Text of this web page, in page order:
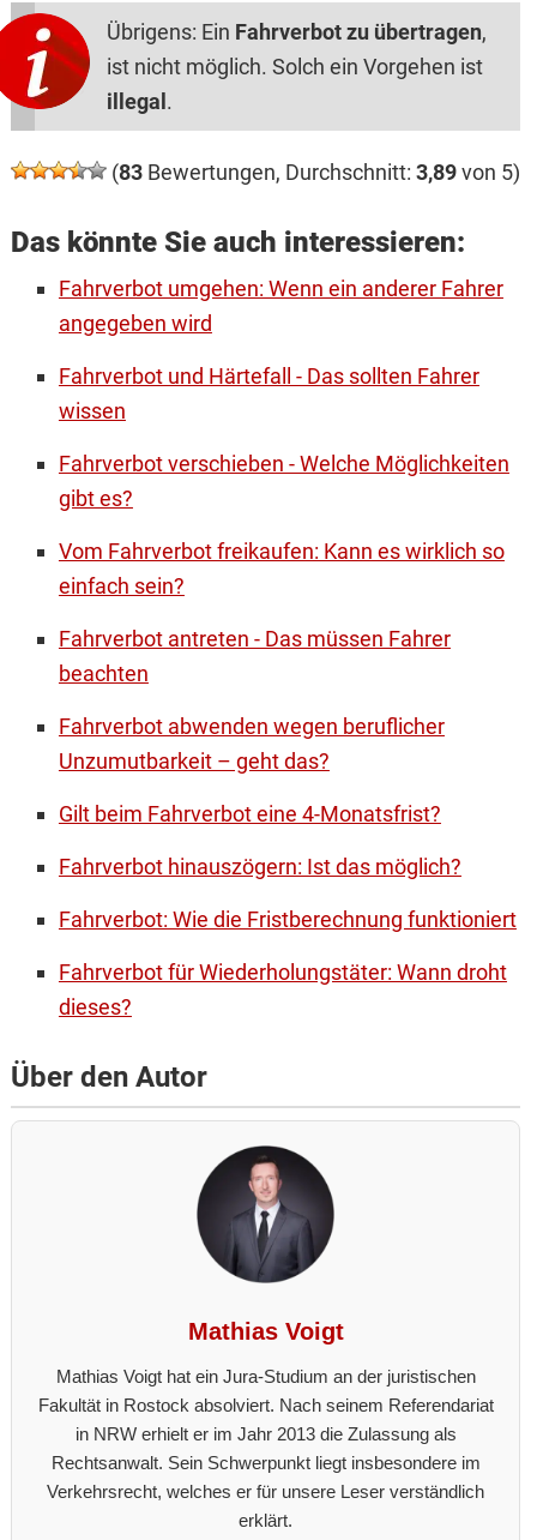
Übrigens: Ein Fahrverbot zu übertragen,
ist nicht möglich. Solch ein Vorgehen ist
illegal .
(83Bewertungen, Durchschnitt: 3,89von 5)
Das könnte Sie auch interessieren:
Fahrverbot umgehen: Wenn ein anderer Fahrer
angegeben wird
Fahrverbot und Härtefall - Das sollten Fahrer
wissen
Fahrverbot verschieben - Welche Möglichkeiten
gibt es?
Vom Fahrverbot freikaufen: Kann es wirklich so
einfach sein?
Fahrverbot antreten - Das müssen Fahrer
beachten
Fahrverbot abwenden wegen beruflicher
Unzumutbarkeit – geht das?
Gilt beim Fahrverbot eine 4-Monatsfrist?
Fahrverbot hinauszögern: Ist das möglich?
Fahrverbot: Wie die Fristberechnung funktioniert
Fahrverbot für Wiederholungstäter: Wann droht
dieses?
Über den Autor
Mathias Voigt
Mathias Voigt hat ein Jura-Studium an der juristischen
Fakultät in Rostock absolviert. Nach seinem Referendariat
in NRW erhielt er im Jahr 2013 die Zulassung als
Rechtsanwalt. Sein Schwerpunkt liegt insbesondere im
Verkehrsrecht, welches er für unsere Leser verständlich
erklärt.